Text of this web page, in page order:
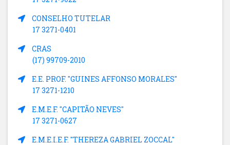
CONSELHO TUTELAR
17 3271-0401
CRAS
(17) 99709-2010
E.E. PROF. "GUINES AFFONSO MORALES"
17 3271-1210
E.M.E.F. "CAPITÃO NEVES"
17 3271-0627
E.M.E.I.E.F. "THEREZA GABRIEL ZOCCAL"